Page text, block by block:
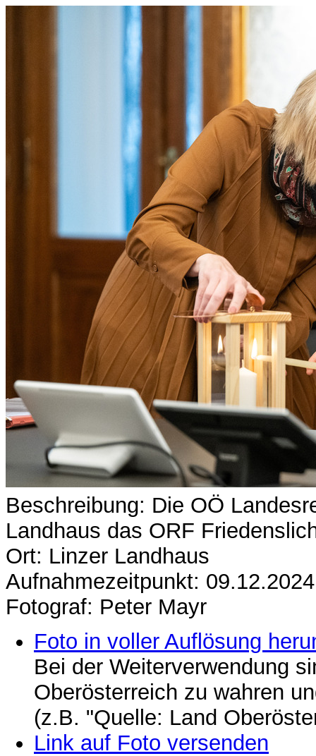
Beschreibung: Die OÖ
Landhaus das ORF
Ort: Linzer Landhaus
Aufnahmezeitpunkt: 09.12.2024
Fotograf: Peter Mayr
Foto in voller Auflösung
Bei der Weiterverwendung
Oberösterreich zu wahren
(z.B. "Quelle: Land
Link auf Foto versenden